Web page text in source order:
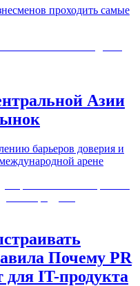
проходить самые
Азии
барьеров доверия и
арене
Почему PR
IT-продукта